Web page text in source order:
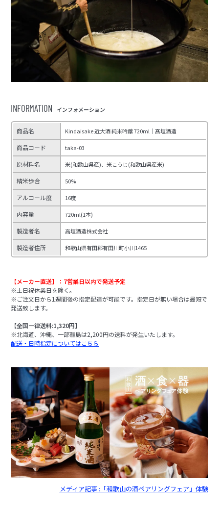
INFORMATION インフォメーション
商品名 Kindaisake 近大酒 純米吟醸 720ml｜髙垣酒造
商品コード taka-03
原材料名 米(和歌山県産)、米こうじ(和歌山県産米)
精米歩合 50%
アルコール度 16度
内容量 720ml(1本)
製造者名 高垣酒造株式会社
製造者住所 和歌山県有田郡有田川町小川1465
【メーカー直送】：7営業日以内で発送予定
※土日祝休業日を除く。
※ご注文日から1週間後の指定配達が可能です。指定日が無い場合は最短で
発送致します。
【全国一律送料:1,320円】
※北海道、沖縄、一部離島は2,200円の送料が発生いたします。
配送・日時指定についてはこちら
メディア記事 :「和歌山の酒ペアリングフェア」体験